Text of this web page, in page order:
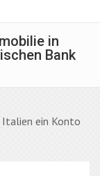
in
Bank
ein Konto